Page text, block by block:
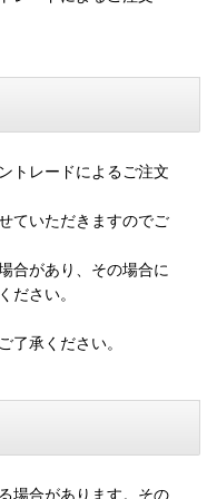
トレードによるご注文
ていただきますのでご
合があり、その場合に
ださい。
了承ください。
場合があります。その